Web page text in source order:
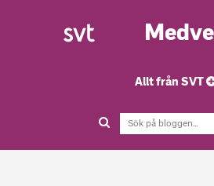
Allt från SVT